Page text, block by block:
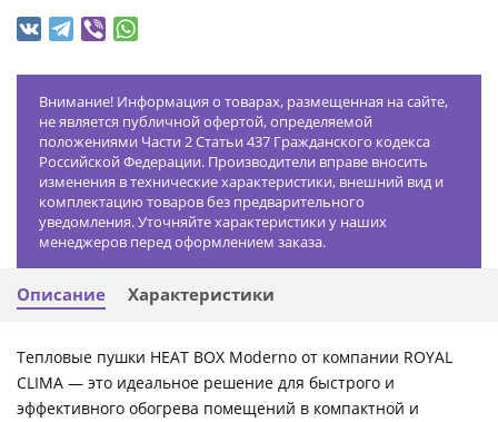
Внимание! Информация о товарах, размещенная на сайте,
не является публичной офертой, определяемой
положениями Части 2 Статьи 437 Гражданского кодекса
Российской Федерации. Производители вправе вносить
изменения в технические характеристики, внешний вид и
комплектацию товаров без предварительного
уведомления. Уточняйте характеристики у наших
менеджеров перед оформлением заказа.
Описание Характеристики
Тепловые пушки HEAT BOX Moderno от компании ROYAL
CLIMA — это идеальное решение для быстрого и
эффективного обогрева помещений в компактной и